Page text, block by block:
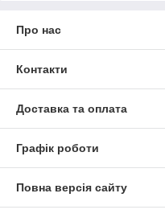
Про нас
Контакти
Доставка та оплата
Графік роботи
Повна версія сайту